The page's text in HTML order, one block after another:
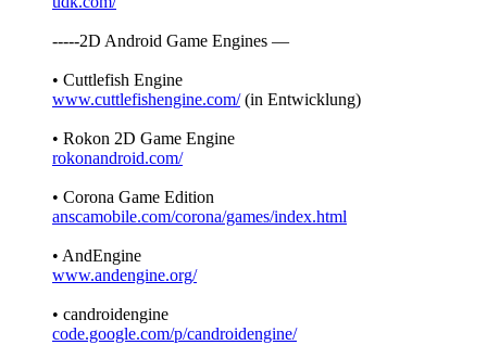
-----2D Android Game Engines —
• Cuttlefish Engine
www.cuttlefishengine.com/(in Entwicklung)
• Rokon 2D Game Engine
rokonandroid.com/
• Corona Game Edition
anscamobile.com/corona/games/index.html
• AndEngine
www.andengine.org/
• candroidengine
code.google.com/p/candroidengine/